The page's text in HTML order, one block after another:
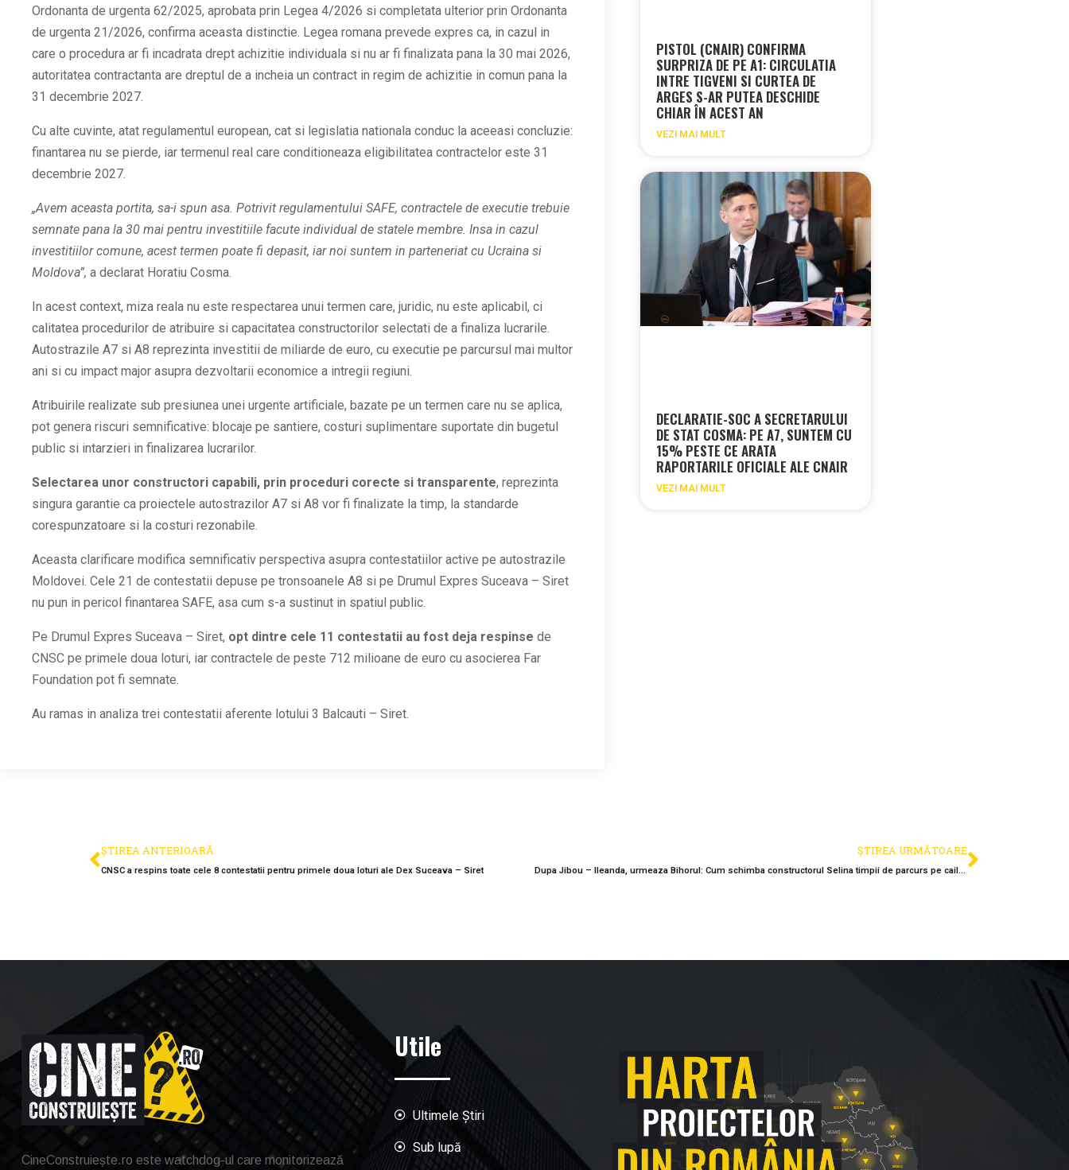
Ordonanta de urgenta 62/2025, aprobata prin Legea 4/2026 si completata ulterior prin Ordonanta
de urgenta 21/2026, confirma aceasta distinctie. Legea romana prevede expres ca, in cazul in
care o procedura ar fi incadrata drept achizitie individuala si nu ar fi finalizata pana la 30 mai 2026,
autoritatea contractanta are dreptul de a incheia un contract in regim de achizitie in comun pana la
31 decembrie 2027.
Cu alte cuvinte, atat regulamentul european, cat si legislatia nationala conduc la aceeasi concluzie:
finantarea nu se pierde, iar termenul real care conditioneaza eligibilitatea contractelor este 31
decembrie 2027.
„Avem aceasta portita, sa-i spun asa. Potrivit regulamentului SAFE, contractele de executie trebuie
semnate pana la 30 mai pentru investitiile facute individual de statele membre. Insa in cazul
investitiilor comune, acest termen poate fi depasit, iar noi suntem in parteneriat cu Ucraina si
Moldova”, a declarat Horatiu Cosma.
In acest context, miza reala nu este respectarea unui termen care, juridic, nu este aplicabil, ci
calitatea procedurilor de atribuire si capacitatea constructorilor selectati de a finaliza lucrarile.
Autostrazile A7 si A8 reprezinta investitii de miliarde de euro, cu executie pe parcursul mai multor
ani si cu impact major asupra dezvoltarii economice a intregii regiuni.
Atribuirile realizate sub presiunea unei urgente artificiale, bazate pe un termen care nu se aplica,
pot genera riscuri semnificative: blocaje pe santiere, costuri suplimentare suportate din bugetul
public si intarzieri in finalizarea lucrarilor.
Selectarea unor constructori capabili, prin proceduri corecte si transparente, reprezinta
singura garantie ca proiectele autostrazilor A7 si A8 vor fi finalizate la timp, la standarde
corespunzatoare si la costuri rezonabile.
Aceasta clarificare modifica semnificativ perspectiva asupra contestatiilor active pe autostrazile
Moldovei. Cele 21 de contestatii depuse pe tronsoanele A8 si pe Drumul Expres Suceava – Siret
nu pun in pericol finantarea SAFE, asa cum s-a sustinut in spatiul public.
Pe Drumul Expres Suceava – Siret, opt dintre cele 11 contestatii au fost deja respinse de
CNSC pe primele doua loturi, iar contractele de peste 712 milioane de euro cu asocierea Far
Foundation pot fi semnate.
Au ramas in analiza trei contestatii aferente lotului 3 Balcauti – Siret.
PISTOL (CNAIR) CONFIRMA
SURPRIZA DE PE A1: CIRCULATIA
INTRE TIGVENI SI CURTEA DE
ARGES S-AR PUTEA DESCHIDE
CHIAR ÎN ACEST AN
VEZI MAI MULT
DECLARATIE-SOC A SECRETARULUI
DE STAT COSMA: PE A7, SUNTEM CU
15% PESTE CE ARATA
RAPORTARILE OFICIALE ALE CNAIR
VEZI MAI MULT
ȘTIREA ANTERIOARĂ
CNSC a respins toate cele 8 contestatii pentru primele doua loturi ale Dex Suceava – Siret
ȘTIREA URMĂTOARE
Dupa Jibou – Ileanda, urmeaza Bihorul: Cum schimba constructorul Selina timpii de parcurs pe caile ferate din vestul tarii?
CineConstruiește.ro este watchdog-ul care monitorizează
Utile
Ultimele Știri
Sub lupă